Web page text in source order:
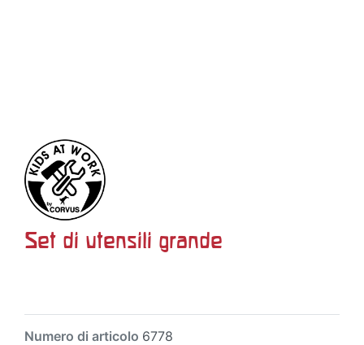
Set di utensili grande
Numero di articolo 6778